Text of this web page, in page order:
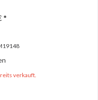
*
verkauft.